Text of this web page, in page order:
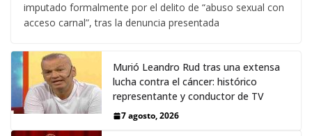
imputado formalmente por el delito de “abuso sexual con
acceso carnal”, tras la denuncia presentada
Murió Leandro Rud tras una extensa
lucha contra el cáncer: histórico
representante y conductor de TV
7 agosto, 2026